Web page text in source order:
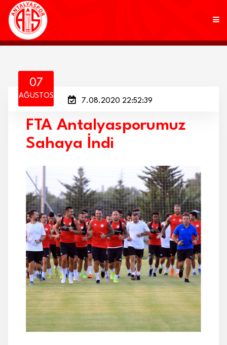
KULÜP
AKADEMİ
MARKALAR
TARAFTAR
BRANŞLAR
HABERLER
İLETİŞİM
07
AĞUSTOS
7.08.2020 22:52:39
FTA Antalyasporumuz
Sahaya İndi